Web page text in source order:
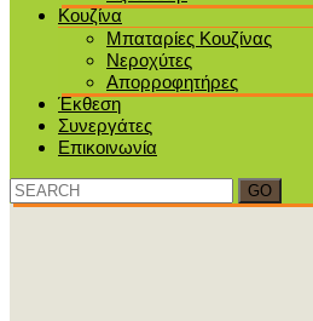
Κουζίνα
Μπαταρίες Κουζίνας
Νεροχύτες
Απορροφητήρες
Έκθεση
Συνεργάτες
Επικοινωνία
Search
for: